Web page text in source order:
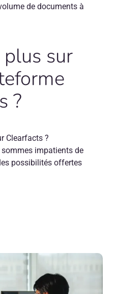
de documents à
sur
?
Clearfacts ?
sommes impatients de
possibilités offertes